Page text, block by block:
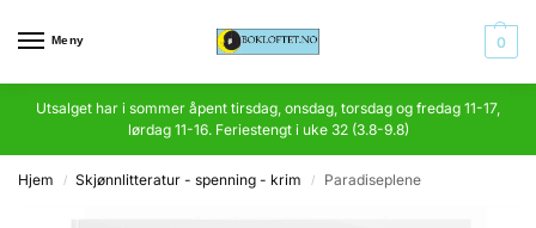
Meny 0
Utsalget har i sommer åpent tirsdag, onsdag, torsdag og fredag 11-17,
lørdag 11-16. Feriestengt i uke 32 (3.8-9.8)
Hjem / Skjønnlitteratur - spenning - krim / Paradiseplene